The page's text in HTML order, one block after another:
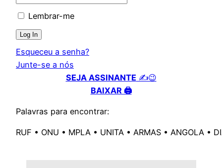
Lembrar-me
Esqueceu a senha?
Junte-se a nós
SEJA ASSINANTE ✍️😉
BAIXAR 🖨️
Palavras para encontrar:
RUF • ONU • MPLA • UNITA • ARMAS • ANGOLA •